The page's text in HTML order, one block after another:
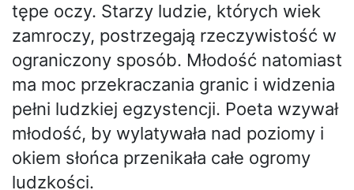
tępe oczy. Starzy ludzie, których wiek
zamroczy, postrzegają rzeczywistość w
ograniczony sposób. Młodość natomiast
ma moc przekraczania granic i widzenia
pełni ludzkiej egzystencji. Poeta wzywał
młodość, by wylatywała nad poziomy i
okiem słońca przenikała całe ogromy
ludzkości.